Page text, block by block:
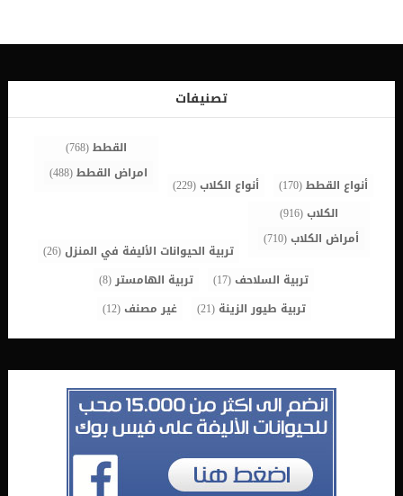
تصنيفات
أنواع القطط(170) أنواع الكلاب(229)
القطط(768)
امراض القطط(488)
الكلاب(916)
أمراض الكلاب(710)
تربية الحيوانات الأليفة في المنزل(26)
تربية السلاحف(17) تربية الهامستر(8)
تربية طيور الزينة (21) غير مصنف(12)